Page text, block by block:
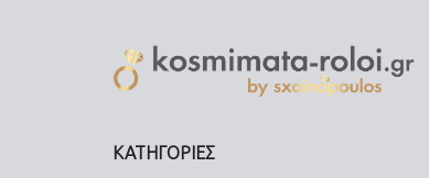
ΚΑΤΗΓΟΡΙΕΣ